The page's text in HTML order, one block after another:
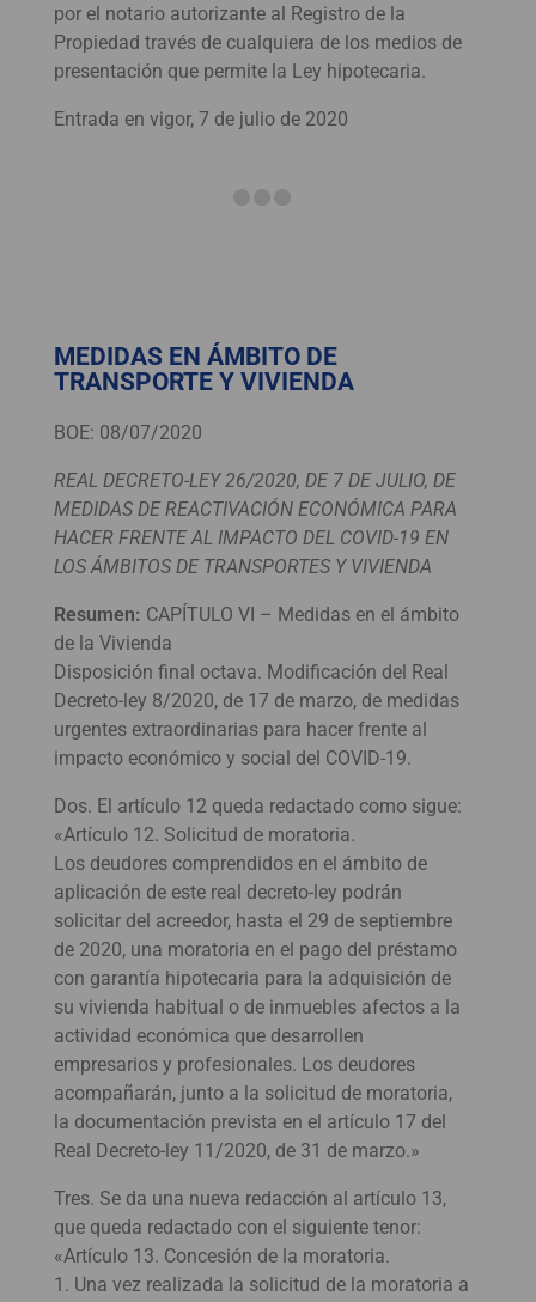
por el notario autorizante al Registro de la
Propiedad través de cualquiera de los medios de
presentación que permite la Ley hipotecaria.
Entrada en vigor, 7 de julio de 2020
MEDIDAS EN ÁMBITO DE
TRANSPORTE Y VIVIENDA
BOE: 08/07/2020
REAL DECRETO-LEY 26/2020, DE 7 DE JULIO, DE
MEDIDAS DE REACTIVACIÓN ECONÓMICA PARA
HACER FRENTE AL IMPACTO DEL COVID-19 EN
LOS ÁMBITOS DE TRANSPORTES Y VIVIENDA
Resumen: CAPÍTULO VI – Medidas en el ámbito
de la Vivienda
Disposición final octava. Modificación del Real
Decreto-ley 8/2020, de 17 de marzo, de medidas
urgentes extraordinarias para hacer frente al
impacto económico y social del COVID-19.
Dos. El artículo 12 queda redactado como sigue:
«Artículo 12. Solicitud de moratoria.
Los deudores comprendidos en el ámbito de
aplicación de este real decreto-ley podrán
solicitar del acreedor, hasta el 29 de septiembre
de 2020, una moratoria en el pago del préstamo
con garantía hipotecaria para la adquisición de
su vivienda habitual o de inmuebles afectos a la
actividad económica que desarrollen
empresarios y profesionales. Los deudores
acompañarán, junto a la solicitud de moratoria,
la documentación prevista en el artículo 17 del
Real Decreto-ley 11/2020, de 31 de marzo.»
Tres. Se da una nueva redacción al artículo 13,
que queda redactado con el siguiente tenor:
«Artículo 13. Concesión de la moratoria.
1. Una vez realizada la solicitud de la moratoria a